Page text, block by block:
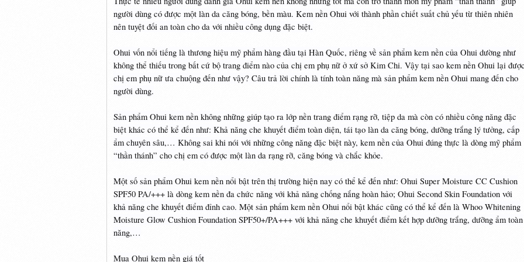
người dùng có được một làn da căng bóng, bền màu. Kem nền Ohui với thành phần chiết suất chủ yếu từ thiên nhiên
nên tuyệt đối an toàn cho da với nhiều công dụng đặc biệt.
Ohui vốn nổi tiếng là thương hiệu mỹ phẩm hàng đầu tại Hàn Quốc, riêng về sản phẩm kem nền của Ohui dường như
không thể thiếu trong bất cứ bộ trang điểm nào của chị em phụ nữ ở xứ sở Kim Chi. Vậy tại sao kem nền Ohui lại
chị em phụ nữ ưa chuộng đến như vậy? Câu trả lời chính là tính toàn năng mà sản phẩm kem nền Ohui mang đến cho
người dùng.
Sản phẩm Ohui kem nền không những giúp tạo ra lớp nền trang điểm rạng rỡ, tiệp da mà còn có nhiều công năng đặc
biệt khác có thể kể đến như: Khả năng che khuyết điểm toàn diện, tái tạo làn da căng bóng, dưỡng trắng lý tưởng, cấp
ẩm chuyên sâu,… Không sai khi nói với những công năng đặc biệt này, kem nền của Ohui đúng thực là dòng mỹ phẩm
“thần thánh” cho chị em có được một làn da rạng rỡ, căng bóng và chắc khỏe.
Một số sản phẩm Ohui kem nền nổi bật trên thị trường hiện nay có thể kể đến như: Ohui Super Moisture CC Cushion
SPF50 PA/+++ là dòng kem nền đa chức năng với khả năng chống nắng hoàn hảo; Ohui Second Skin Foundation với
khả năng che khuyết điểm đỉnh cao. Một sản phẩm kem nền Ohui nổi bật khác cũng có thể kể đến là Whoo Whitening
Moisture Glow Cushion Foundation SPF50+/PA+++ với khả năng che khuyết điểm kết hợp dưỡng trắng, dưỡng ẩm toàn
năng,…
Mua Ohui kem nền giá tốt